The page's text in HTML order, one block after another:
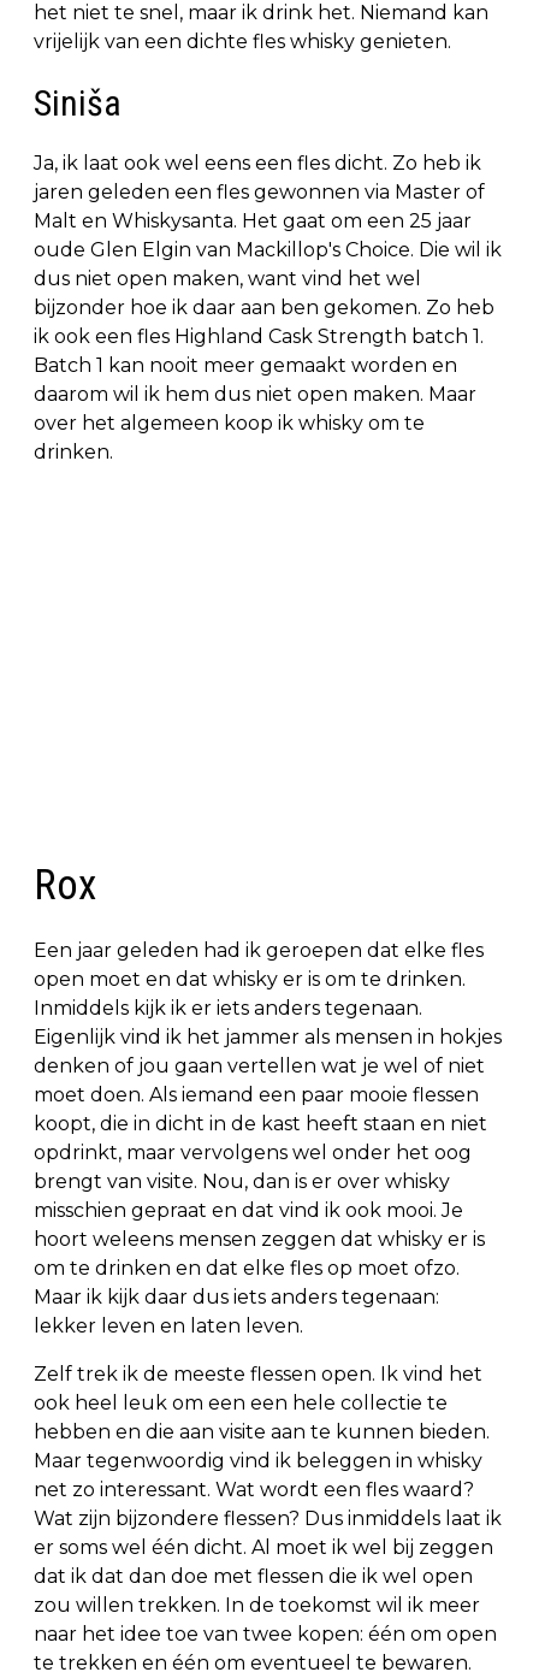
het niet te snel, maar ik drink het. Niemand kan
vrijelijk van een dichte fles whisky genieten.
Siniša
Ja, ik laat ook wel eens een fles dicht. Zo heb ik
jaren geleden een fles gewonnen via Master of
Malt en Whiskysanta. Het gaat om een 25 jaar
oude Glen Elgin van Mackillop's Choice. Die wil ik
dus niet open maken, want vind het wel
bijzonder hoe ik daar aan ben gekomen. Zo heb
ik ook een fles Highland Cask Strength batch 1.
Batch 1 kan nooit meer gemaakt worden en
daarom wil ik hem dus niet open maken. Maar
over het algemeen koop ik whisky om te
drinken.
Rox
Een jaar geleden had ik geroepen dat elke fles
open moet en dat whisky er is om te drinken.
Inmiddels kijk ik er iets anders tegenaan.
Eigenlijk vind ik het jammer als mensen in hokjes
denken of jou gaan vertellen wat je wel of niet
moet doen. Als iemand een paar mooie flessen
koopt, die in dicht in de kast heeft staan en niet
opdrinkt, maar vervolgens wel onder het oog
brengt van visite. Nou, dan is er over whisky
misschien gepraat en dat vind ik ook mooi. Je
hoort weleens mensen zeggen dat whisky er is
om te drinken en dat elke fles op moet ofzo.
Maar ik kijk daar dus iets anders tegenaan:
lekker leven en laten leven.
Zelf trek ik de meeste flessen open. Ik vind het
ook heel leuk om een een hele collectie te
hebben en die aan visite aan te kunnen bieden.
Maar tegenwoordig vind ik beleggen in whisky
net zo interessant. Wat wordt een fles waard?
Wat zijn bijzondere flessen? Dus inmiddels laat ik
er soms wel één dicht. Al moet ik wel bij zeggen
dat ik dat dan doe met flessen die ik wel open
zou willen trekken. In de toekomst wil ik meer
naar het idee toe van twee kopen: één om open
te trekken en één om eventueel te bewaren.